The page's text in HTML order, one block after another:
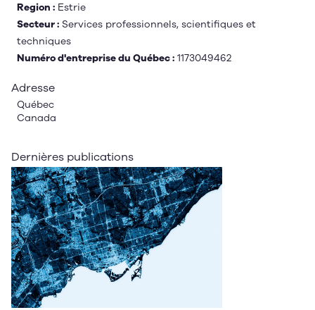
Region : Estrie
Secteur : Services professionnels, scientifiques et
techniques
Numéro d'entreprise du Québec : 1173049462
Adresse
Québec
Canada
Dernières publications